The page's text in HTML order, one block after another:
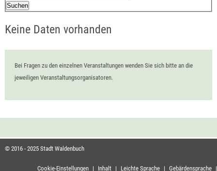
Keine Daten vorhanden
Bei Fragen zu den einzelnen Veranstaltungen wenden Sie sich bitte an die
jeweiligen Veranstaltungsorganisatoren.
© 2016 - 2025 Stadt Waldenbuch
Cookie-Einstellungen | Inhalt | Leichte Sprache | Gebärdensprache |